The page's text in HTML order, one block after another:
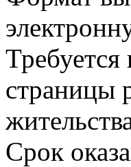
Требуется
страницы
Срок